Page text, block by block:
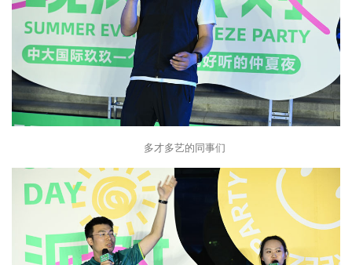
多才多艺的同事们